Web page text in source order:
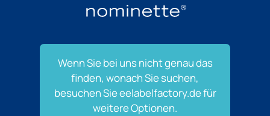
Wenn Sie bei uns nicht genau das
finden, wonach Sie suchen,
besuchen Sie eelabelfactory.de für
weitere Optionen.